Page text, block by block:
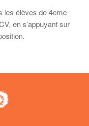
les élèves de 4eme
en s’appuyant sur